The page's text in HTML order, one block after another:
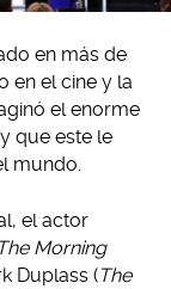
en más de
en el cine y la
el enorme
y que este le
mundo.
el actor
The Morning
Duplass (The